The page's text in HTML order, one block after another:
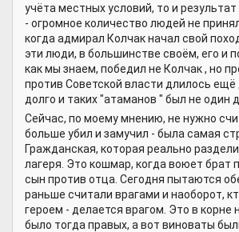
учёта местных условий, то и
- огромное количество людей не
когда адмирал Колчак начал свой
эти люди, в большинстве своём, его и
как мы знаем, победил не Колчак , но
против Советской власти длилось ещё
долго и таких "атаманов " был не один
Сейчас, по моему мнению, не нужно
больше убил и замучил - была самая
Гражданская, которая реально
лагеря. Это кошмар, когда воюет брат
сын против отца. Сегодня пытаются
раньше считали врагами и наоборот,
героем - делается врагом. Это в корне
было тогда правых, а вот виноваты